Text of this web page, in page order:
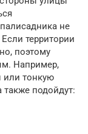
не
территории
поэтому
Например,
или тонкую
подойдут: